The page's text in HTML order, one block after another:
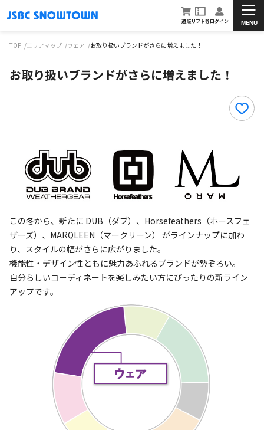
MENU
通販 リフト券ログイン
TOP エリアマップ ウェア お取り扱いブランドがさらに増えました！
お取り扱いブランドがさらに増えました！
この冬から、新たに DUB（ダブ）、Horsefeathers（ホースフェ
ザーズ）、MARQLEEN（マークリーン） がラインナップに加わ
り、スタイルの幅がさらに広がりました。
機能性・デザイン性ともに魅力あふれるブランドが勢ぞろい。
自分らしいコーディネートを楽しみたい方にぴったりの新ライン
アップです。